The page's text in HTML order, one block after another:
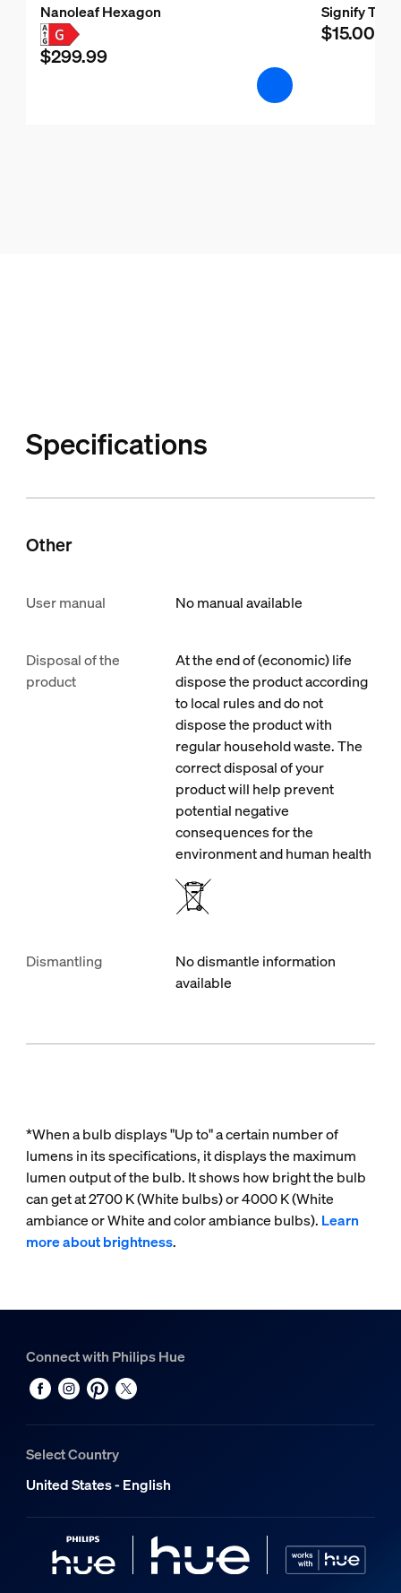
Nanoleaf Hexagon
$299.99
Signify
$15.00
Specifications
Other
User manual No manual available
Disposal of the
product
At the end of (economic) life
dispose the product according
to local rules and do not
dispose the product with
regular household waste. The
correct disposal of your
product will help prevent
potential negative
consequences for the
environment and human health
Dismantling
No dismantle information
available
*When a bulb displays "Up to" a certain number of
lumens in its specifications, it displays the maximum
lumen output of the bulb. It shows how bright the bulb
can get at 2700 K (White bulbs) or 4000 K (White
ambiance or White and color ambiance bulbs). Learn
more about brightness.
Connect with Philips Hue
Select Country
United States - English